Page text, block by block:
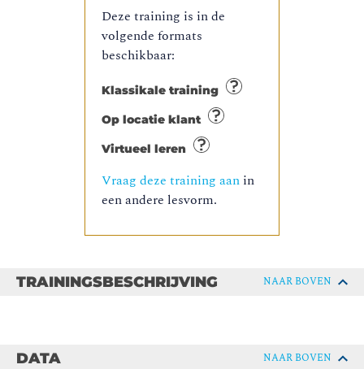
Deze training is in de
volgende formats
beschikbaar:
Klassikale training
Op locatie klant
Virtueel leren
Vraag deze training aan in
een andere lesvorm.
TRAININGSBESCHRIJVING NAAR BOVEN
DATA NAAR BOVEN